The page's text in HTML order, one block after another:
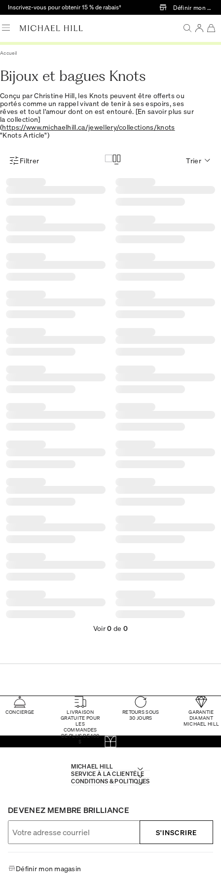
Passer au contenu principal
Inscrivez-vous pour obtenir 15 % de rabais† Définir mon
Accueil
Bijoux et bagues Knots
Conçu par Christine Hill, les Knots peuvent être offerts ou
portés comme un rappel vivant de tenir à ses espoirs, ses
rêves et tout l'amour dont on est entouré. [En savoir plus sur
la collection]
(https://www.michaelhill.ca/jewellery/collections/knots
"Knots Article")
Menu des filtres d'articles
Filtrer Trier
Voir0 de 0
CONCIERGE
LIVRAISON
GRATUITE POUR
LES
COMMANDES
DE PLUS DE 100
$
RETOURS SOUS
30 JOURS
GARANTIE
DIAMANT
MICHAEL HILL
MICHAEL HILL
SERVICE À LA CLIENTÈLE
CONDITIONS & POLITIQUES
DEVENEZ MEMBRE BRILLIANCE
S'INSCRIRE
Définir mon magasin